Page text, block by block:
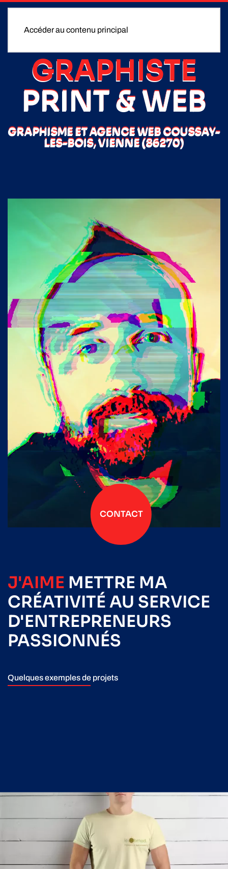
Accéder au contenu principal
GRAPHISTE
PRINT & WEB
GRAPHISME ET AGENCE WEB COUSSAY-
LES-BOIS, VIENNE (86270)
CONTACT
J'AIME METTRE MA
CRÉATIVITÉ AU SERVICE
D'ENTREPRENEURS
PASSIONNÉS
Quelques exemples de projets